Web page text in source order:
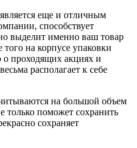
еще и отличным
способствует
выделит именно ваш товар
на корпусе упаковки
проходящих акциях и
располагает к себе
на большой объем
только поможет сохранить
сохраняет